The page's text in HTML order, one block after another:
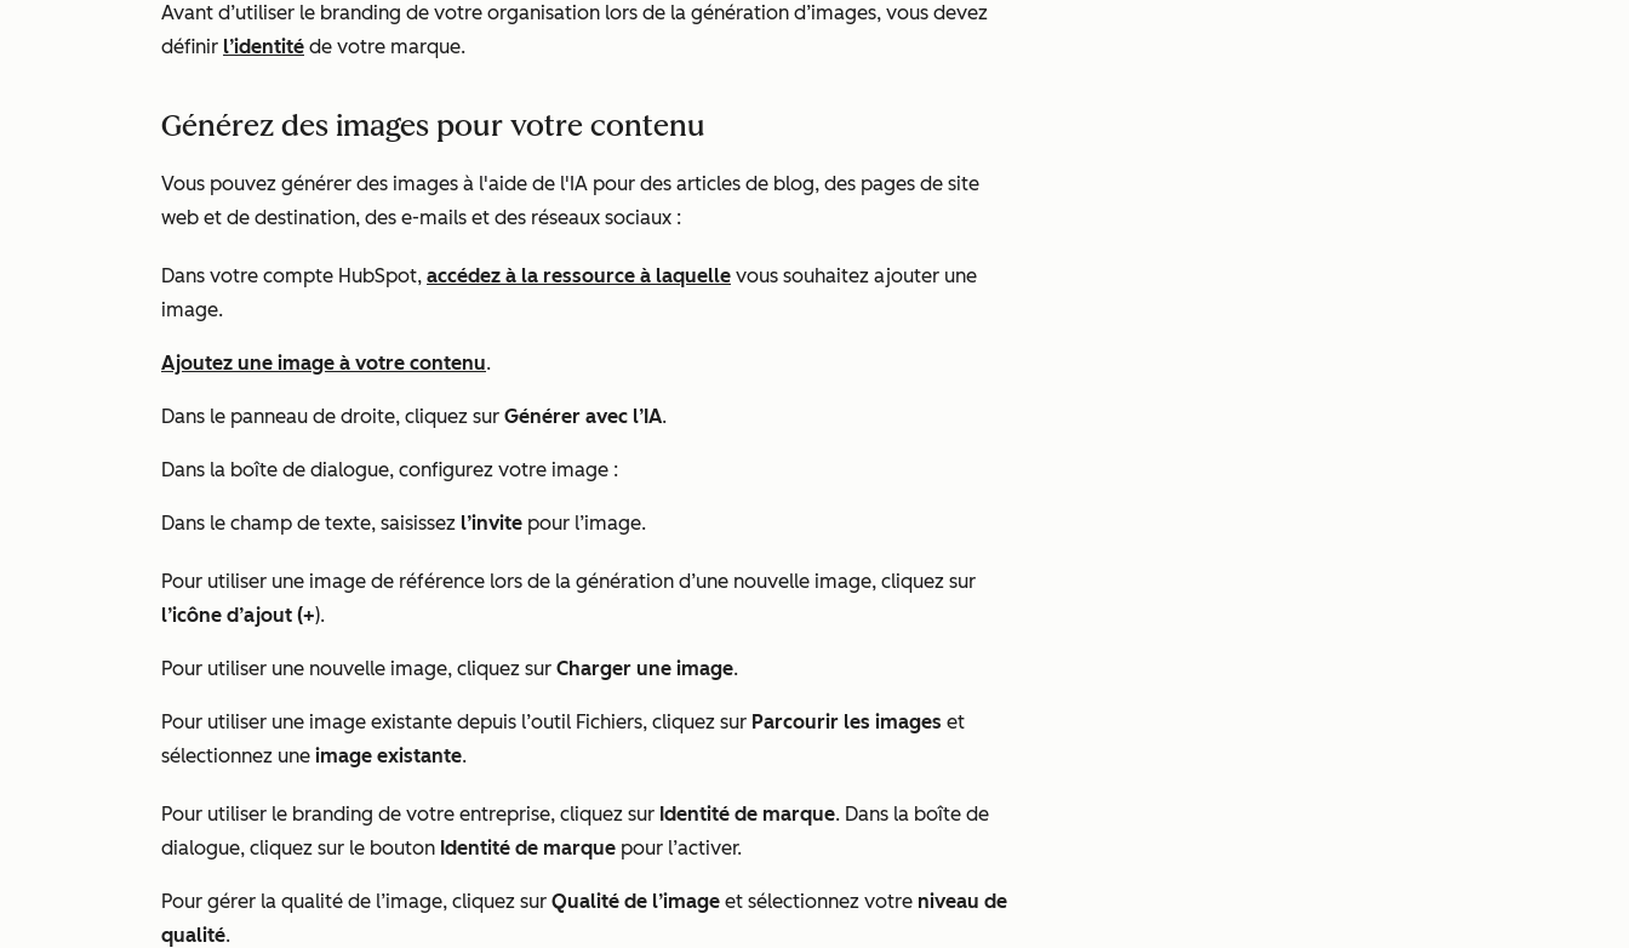
Avant d’utiliser le branding de votre organisation lors de la génération d’images, vous devez
définir l’identité de votre marque.
Générez des images pour votre contenu
Vous pouvez générer des images à l'aide de l'IA pour des articles de blog, des pages de site
web et de destination, des e-mails et des réseaux sociaux :
Dans votre compte HubSpot, accédez à la ressource à laquelle vous souhaitez ajouter une
image.
Ajoutez une image à votre contenu.
Dans le panneau de droite, cliquez sur Générer avec l’IA.
Dans la boîte de dialogue, configurez votre image :
Dans le champ de texte, saisissez l’invite pour l’image.
Pour utiliser une image de référence lors de la génération d’une nouvelle image, cliquez sur
l’icône d’ajout (+).
Pour utiliser une nouvelle image, cliquez sur Charger une image.
Pour utiliser une image existante depuis l’outil Fichiers, cliquez sur Parcourir les images et
sélectionnez une image existante.
Pour utiliser le branding de votre entreprise, cliquez sur Identité de marque. Dans la boîte de
dialogue, cliquez sur le bouton Identité de marque pour l’activer.
Pour gérer la qualité de l’image, cliquez sur Qualité de l’image et sélectionnez votre niveau de
qualité.